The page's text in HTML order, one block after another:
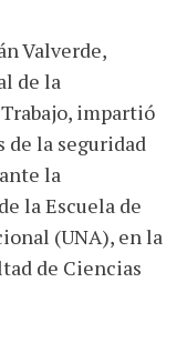
Valverde,
de la
impartió
de la seguridad
la
la Escuela de
(UNA), en la
de Ciencias